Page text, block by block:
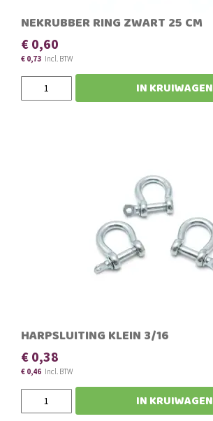
NEKRUBBER RING ZWART 25 CM
€ 0,73
€ 0,60
IN KRUIWAGEN
HARPSLUITING KLEIN 3/16
€ 0,46
€ 0,38
Slechts
€ 0,41
€ 0,34
IN KRUIWAGEN